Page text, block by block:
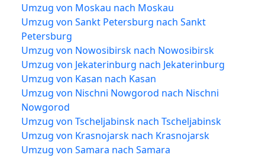
Umzug von Moskau nach Moskau
Umzug von Sankt Petersburg nach Sankt
Petersburg
Umzug von Nowosibirsk nach Nowosibirsk
Umzug von Jekaterinburg nach Jekaterinburg
Umzug von Kasan nach Kasan
Umzug von Nischni Nowgorod nach Nischni
Nowgorod
Umzug von Tscheljabinsk nach Tscheljabinsk
Umzug von Krasnojarsk nach Krasnojarsk
Umzug von Samara nach Samara